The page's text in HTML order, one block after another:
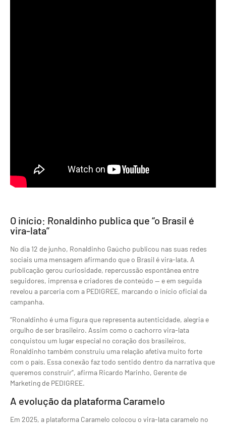
O início: Ronaldinho publica que “o Brasil é
vira-lata”
No dia 12 de junho, Ronaldinho Gaúcho publicou nas suas redes
sociais uma mensagem afirmando que o Brasil évira-lata. A
publicação gerou curiosidade, repercussão espontânea entre
seguidores, imprensa e criadores de conteúdo — e em seguida
revelou a parceria com a PEDIGREE, marcando o início oficial da
campanha.
“Ronaldinho é uma figura que representaautenticidade, alegria e
orgulho de ser brasileiro. Assim como o cachorro vira-lata
conquistou um lugar especial no coração dos brasileiros,
Ronaldinho também construiu uma relação afetiva muito forte
com o país. Essa conexão faztodo sentido dentro da narrativa que
queremos construir”, afirma Ricardo Marinho, Gerente de
Marketing de PEDIGREE.
A evolução da plataforma Caramelo
Em 2025, a plataforma Caramelo colocou o vira-lata caramelo no